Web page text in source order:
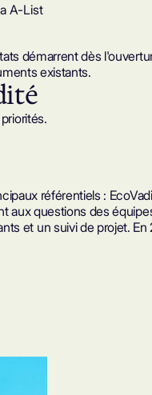
A-List
démarrent dès
existants.
référentiels :
questions des
et un suivi de projet.